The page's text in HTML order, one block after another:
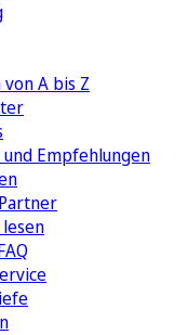
A bis Z
und Empfehlungen